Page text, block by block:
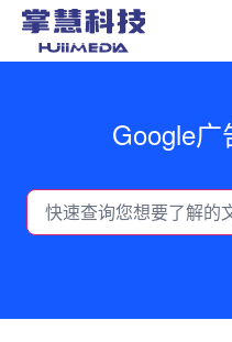
Google